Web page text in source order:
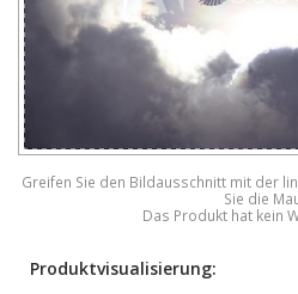
Greifen Sie den Bildausschnitt mit der
Sie die
Das Produkt hat kein
Produktvisualisierung: